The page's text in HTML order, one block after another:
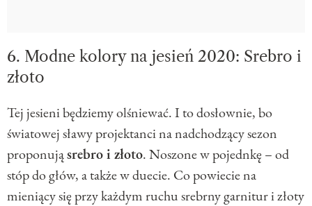
6. Modne kolory na jesień 2020: Srebro i
złoto
Tej jesieni będziemy olśniewać. I to dosłownie, bo
światowej sławy projektanci na nadchodzący sezon
proponująsrebro i złoto. Noszone w pojednkę – od
stóp do głów, a także w duecie. Co powiecie na
mieniący się przy każdym ruchu srebrny garnitur i złoty